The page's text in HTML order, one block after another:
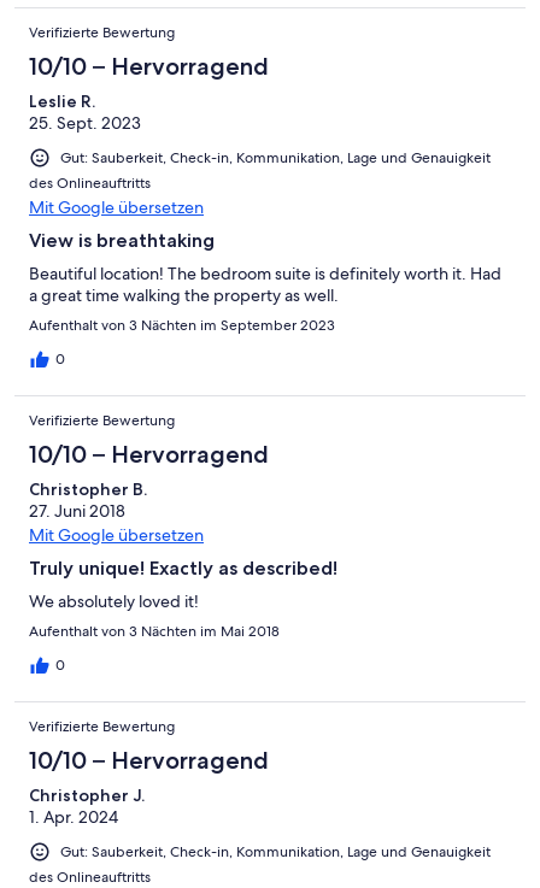
Verifizierte Bewertung
10/10 – Hervorragend
Leslie R.
25. Sept. 2023
Gut: Sauberkeit, Check-in, Kommunikation, Lage und Genauigkeit
des Onlineauftritts
Mit Google übersetzen
View is breathtaking
Beautiful location! The bedroom suite is definitely worth it. Had
a great time walking the property as well.
Aufenthalt von 3 Nächten im September 2023
0
Verifizierte Bewertung
10/10 – Hervorragend
Christopher B.
27. Juni 2018
Mit Google übersetzen
Truly unique! Exactly as described!
We absolutely loved it!
Aufenthalt von 3 Nächten im Mai 2018
0
Verifizierte Bewertung
10/10 – Hervorragend
Christopher J.
1. Apr. 2024
Gut: Sauberkeit, Check-in, Kommunikation, Lage und Genauigkeit
des Onlineauftritts